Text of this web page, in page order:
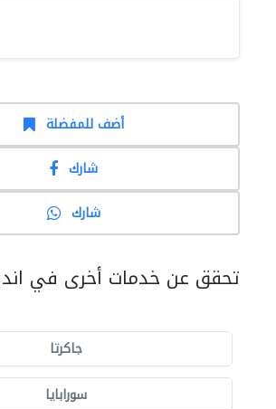
أضف للمفضلة
شارك
شارك
تحقق عن خدمات أخرى في
جاكرتا
سورابايا